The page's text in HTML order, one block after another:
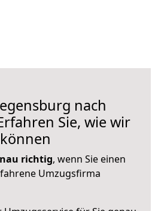
nach
Sie, wie wir
richtig, wenn Sie einen
Umzugsfirma